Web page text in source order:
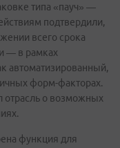
типа «пауч» —
подтвердили,
всего срока
— в рамках
автоматизированный,
форм-факторах.
отрасль о возможных
функция для